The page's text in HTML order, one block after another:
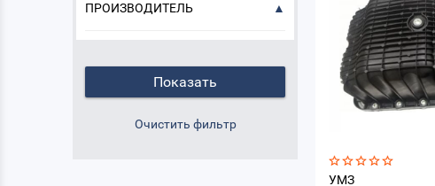
ПРОИЗВОДИТЕЛЬ
УМЗ